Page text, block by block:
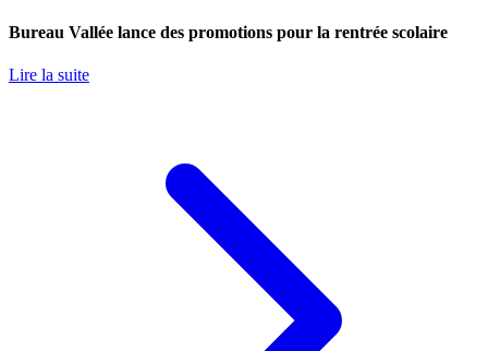
Bureau Vallée lance des promotions pour la rentrée scolaire
Lire la suite